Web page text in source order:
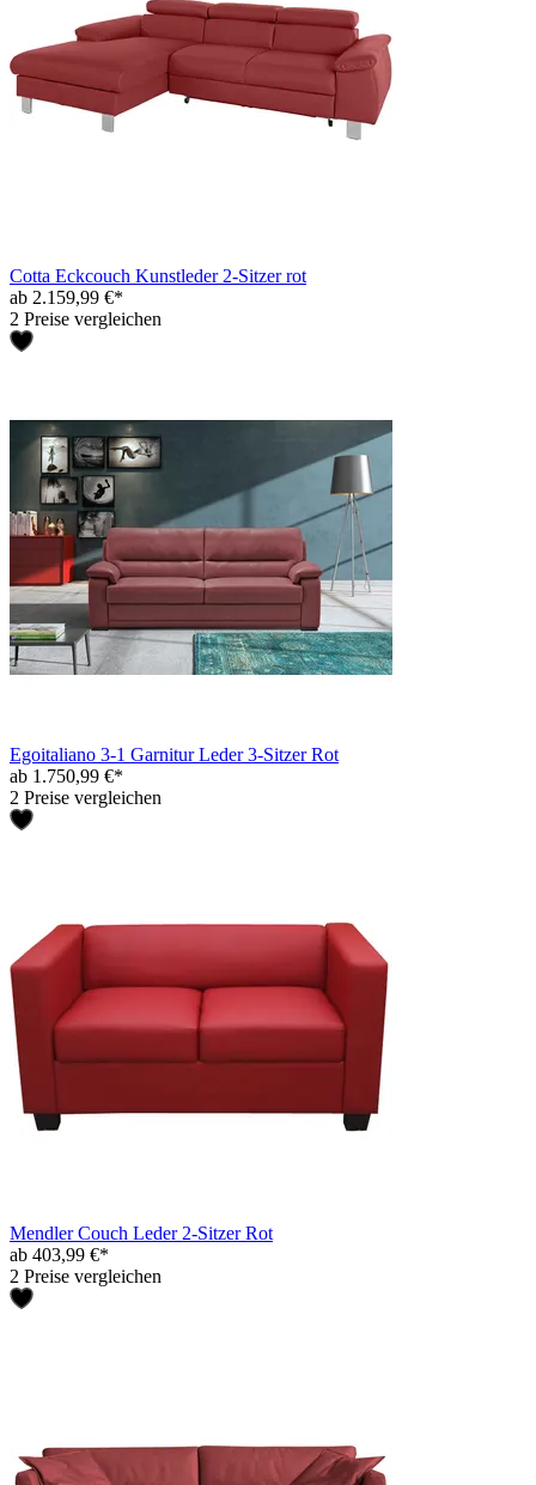
Cotta Eckcouch Kunstleder 2-Sitzer rot
ab 2.159,99 €*
2 Preise vergleichen
Egoitaliano 3-1 Garnitur Leder 3-Sitzer Rot
ab 1.750,99 €*
2 Preise vergleichen
Mendler Couch Leder 2-Sitzer Rot
ab 403,99 €*
2 Preise vergleichen